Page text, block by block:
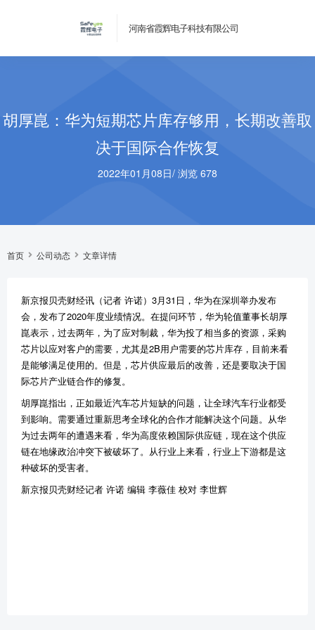
河南省霞辉电子科技有限公司
胡厚崑：华为短期芯片库存够用，长期改善取
决于国际合作恢复
2022年01月08日/ 浏览 678
首页 公司动态 文章详情
新京报贝壳财经讯（记者 许诺）3月31日，华为在深圳举办发布
会，发布了2020年度业绩情况。在提问环节，华为轮值董事长胡厚
崑表示，过去两年，为了应对制裁，华为投了相当多的资源，采购
芯片以应对客户的需要，尤其是2B用户需要的芯片库存，目前来看
是能够满足使用的。但是，芯片供应最后的改善，还是要取决于国
际芯片产业链合作的修复。
胡厚崑指出，正如最近汽车芯片短缺的问题，让全球汽车行业都受
到影响。需要通过重新思考全球化的合作才能解决这个问题。从华
为过去两年的遭遇来看，华为高度依赖国际供应链，现在这个供应
链在地缘政治冲突下被破坏了。从行业上来看，行业上下游都是这
种破坏的受害者。
新京报贝壳财经记者 许诺 编辑 李薇佳 校对 李世辉